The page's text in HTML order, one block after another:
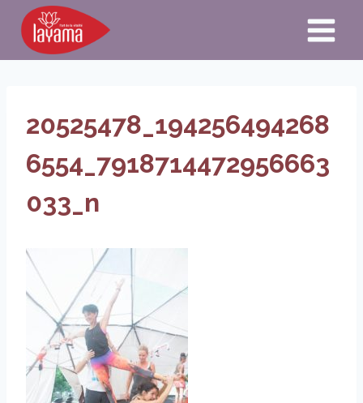
Aller
contenu
20525478_194256494268
6554_7918714472956663
033_n